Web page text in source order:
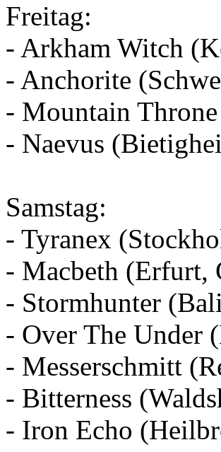
Freitag:
- Arkham Witch
- Anchorite
- Mountain
- Naevus
Samstag:
- Tyranex
- Macbeth (Erfurt,
- Stormhunter
- Over The Under
- Messerschmitt
- Bitterness
- Iron Echo